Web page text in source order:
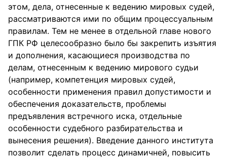
этом, дела, отнесенные к ведению мировых судей,
рассматриваются ими по общим процессуальным
правилам. Тем не менее в отдельной главе нового
ГПК РФ целесообразно было бы закрепить изъятия
и дополнения, касающиеся производства по
делам, отнесенным к ведению мирового судьи
(например, компетенция мировых судей,
особенности применения правил допустимости и
обеспечения доказательств, проблемы
предъявления встречного иска, отдельные
особенности судебного разбирательства и
вынесения решения). Введение данного института
позволит сделать процесс динамичней, повысить